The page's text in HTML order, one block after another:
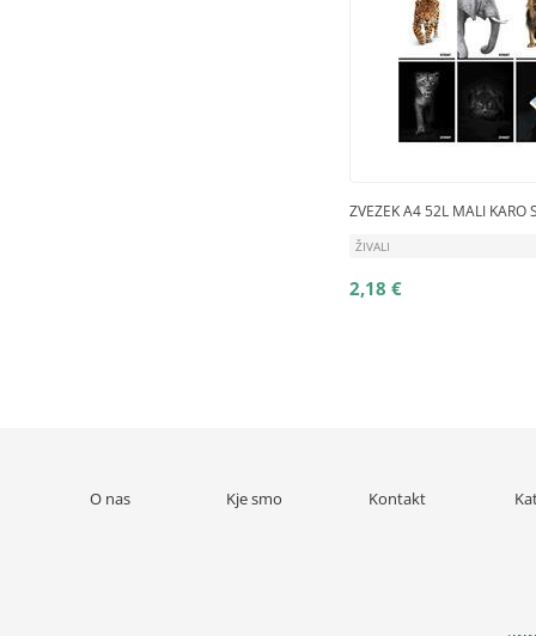
ZVEZEK A4 52L MALI KARO
ŽIVALI
2,18 €
O nas Kje smo Kontakt